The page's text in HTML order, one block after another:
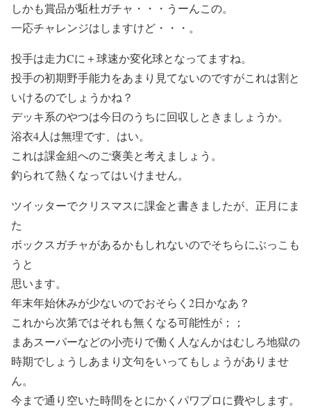
しかも賞品が駈杜ガチャ・・・うーんこの。
一応チャレンジはしますけど・・・。
投手は走力Cに＋球速か変化球となってますね。
投手の初期野手能力をあまり見てないのですがこれは割と
いけるのでしょうかね？
デッキ系のやつは今日のうちに回収しときましょうか。
浴衣4人は無理です、はい。
これは課金組へのご褒美と考えましょう。
釣られて熱くなってはいけません。
ツイッターでクリスマスに課金と書きましたが、正月にま
た
ボックスガチャがあるかもしれないのでそちらにぶっこも
うと
思います。
年末年始休みが少ないのでおそらく2日かなあ？
これから次第ではそれも無くなる可能性が；；
まあスーパーなどの小売りで働く人なんかはむしろ地獄の
時期でしょうしあまり文句をいってもしょうがありませ
ん。
今まで通り空いた時間をとにかくパワプロに費やします。